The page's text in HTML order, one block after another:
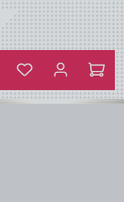
Du hast 0